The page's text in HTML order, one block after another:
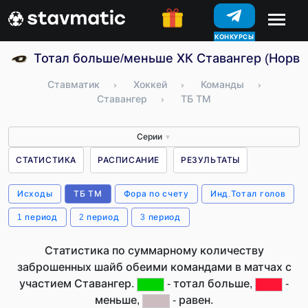
КОНКУРСЫ
Тотал больше/меньше ХК Ставангер
Ставматик › Хоккей › Команды
›
Ставангер
› ТБ ТМ
Серии ▼
СТАТИСТИКА РАСПИСАНИЕ РЕЗУЛЬТАТЫ
Исходы ТБ ТМ Фора по счету Инд.Тотал голов
1 период 2 период 3 период
Статистика по суммарному количеству
заброшенных шайб обеими командами в матчах с
участием Ставангер.
- тотал больше,
-
меньше,
- равен.